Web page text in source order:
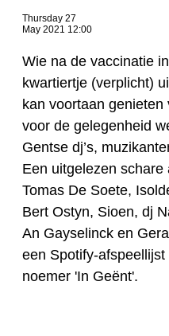
Thursday 27
May 2021 12:00
Wie na de vaccinatie
kwartiertje (verplicht)
kan voortaan genieten
voor de gelegenheid
Gentse dj’s,
Een uitgelezen
Tomas De Soete,
Bert Ostyn, Sioen, dj
An Gayselinck en
een Spotify-
noemer 'In Geënt'.